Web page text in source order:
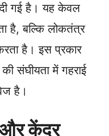
दी गई है। यह केवल
है, बल्कि लोकतंत्र
है। इस प्रकार
संघीयता में गहराई
है।
और केंद्र